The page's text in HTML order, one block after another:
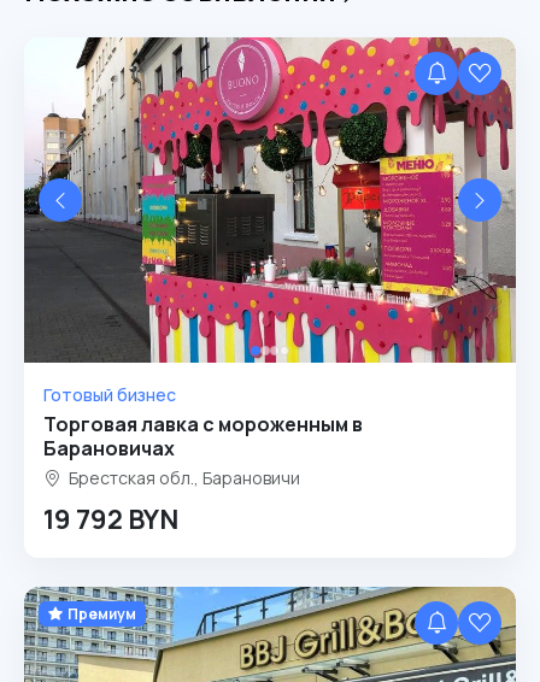
Готовый бизнес
Торговая лавка с мороженным в
Барановичах
Брестская обл., Барановичи
19 792 BYN
Премиум